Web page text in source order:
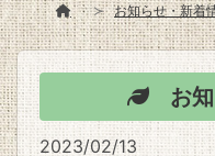
お知らせ・新着
お
2023/02/13